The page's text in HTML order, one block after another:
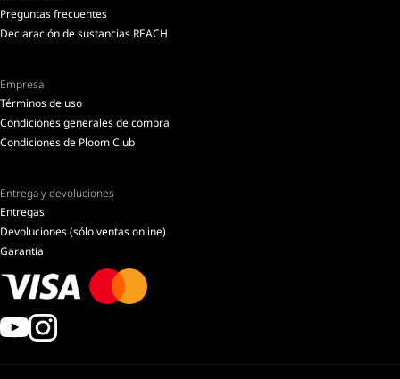
Preguntas frecuentes
Declaración de sustancias REACH
Empresa
Términos de uso
Condiciones generales de compra
Condiciones de Ploom Club
Entrega y devoluciones
Entregas
Devoluciones (sólo ventas online)
Garantía